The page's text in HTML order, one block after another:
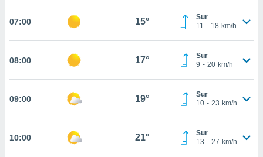
todas
nuestros
nos
análisis
perfil
y
en
07:00 15°
Sur
11 - 18 km/h
08:00 17°
Sur
9 - 20 km/h
09:00 19°
Sur
10 - 23 km/h
10:00 21°
Sur
13 - 27 km/h